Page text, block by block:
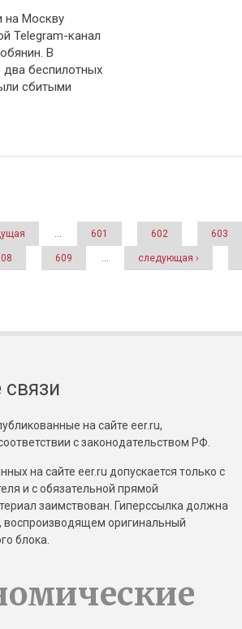
на Москву
Telegram-канал
В
беспилотных
сбитыми
… 601 602 603
609 … следующая ›
на сайте eer.ru,
с законодательством РФ.
на сайте eer.ru допускается только с
и с обязательной прямой
заимствован. Гиперссылка должна
воспроизводящем оригинальный
блока.